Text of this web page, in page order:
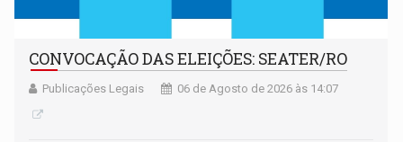
CONVOCAÇÃO DAS ELEIÇÕES: SEATER/RO
Publicações Legais 06 de Agosto de 2026 às 14:07